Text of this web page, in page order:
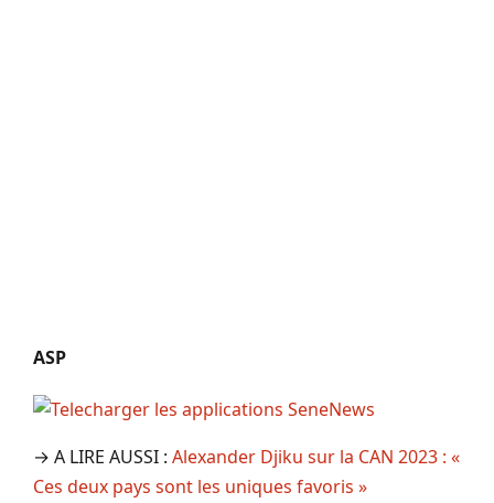
ASP
→ A LIRE AUSSI : Alexander Djiku sur la CAN 2023 : «
Ces deux pays sont les uniques favoris »